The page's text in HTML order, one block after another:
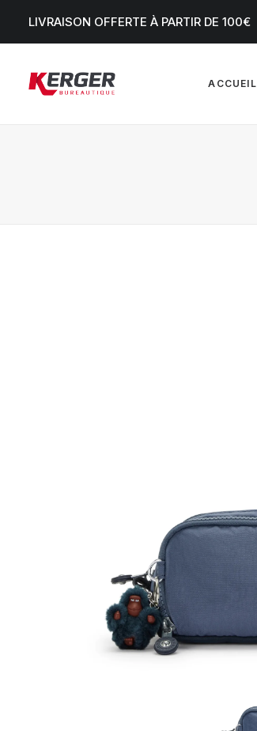
LIVRAISON OFFERTE À PARTIR DE 100€
ACCUEIL